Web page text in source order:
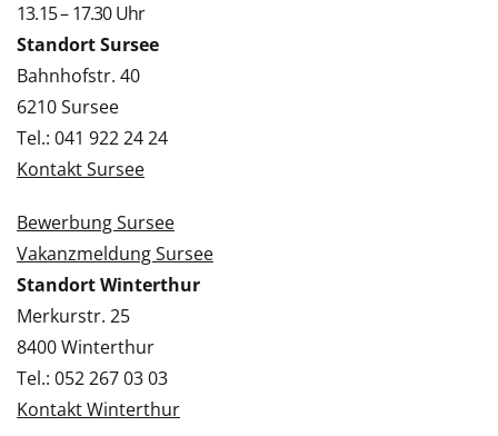
13.15 – 17.30 Uhr
Standort Sursee
Bahnhofstr. 40
6210 Sursee
Tel.: 041 922 24 24
Kontakt Sursee
Bewerbung Sursee
Vakanzmeldung Sursee
Standort Winterthur
Merkurstr. 25
8400 Winterthur
Tel.: 052 267 03 03
Kontakt Winterthur